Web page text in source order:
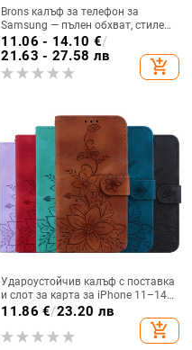
Brons калъф за телефон за
Samsung — пълен обхват, стилен
и креативен дизайн, TPU
материал, удароустойчив
11.06 - 14.10 €/
21.63 - 27.58 лв
add_shopping_cart
Удароустойчив калъф с поставка
и слот за карта за iPhone 11–14
Pro Max, изкуствена кожа,
11.86 €/23.20 лв
add_shopping_cart